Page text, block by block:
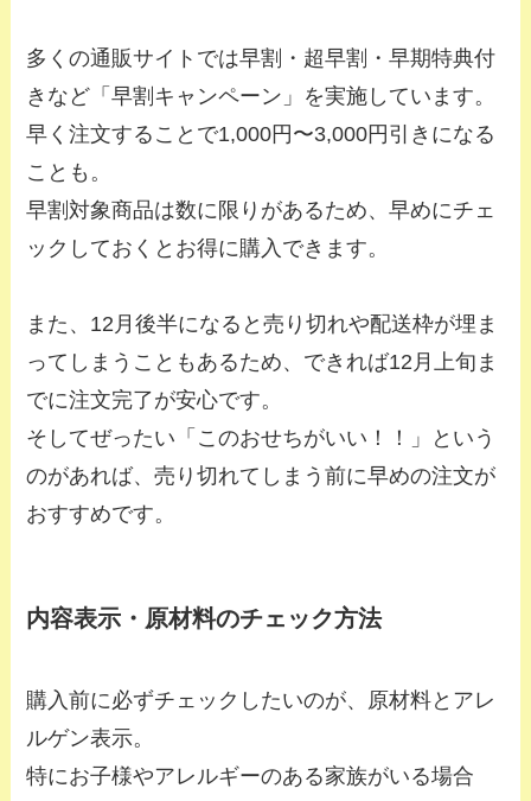
多くの通販サイトでは早割・超早割・早期特典付
きなど「早割キャンペーン」を実施しています。
早く注文することで1,000円〜3,000円引きになる
ことも。
早割対象商品は数に限りがあるため、早めにチェ
ックしておくとお得に購入できます。
また、12月後半になると売り切れや配送枠が埋ま
ってしまうこともあるため、できれば12月上旬ま
でに注文完了が安心です。
そしてぜったい「このおせちがいい！！」という
のがあれば、売り切れてしまう前に早めの注文が
おすすめです。
内容表示・原材料のチェック方法
購入前に必ずチェックしたいのが、原材料とアレ
ルゲン表示。
特にお子様やアレルギーのある家族がいる場合